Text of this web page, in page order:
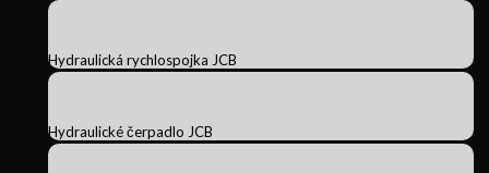
Hydraulická rychlospojka JCB
Hydraulické čerpadlo JCB